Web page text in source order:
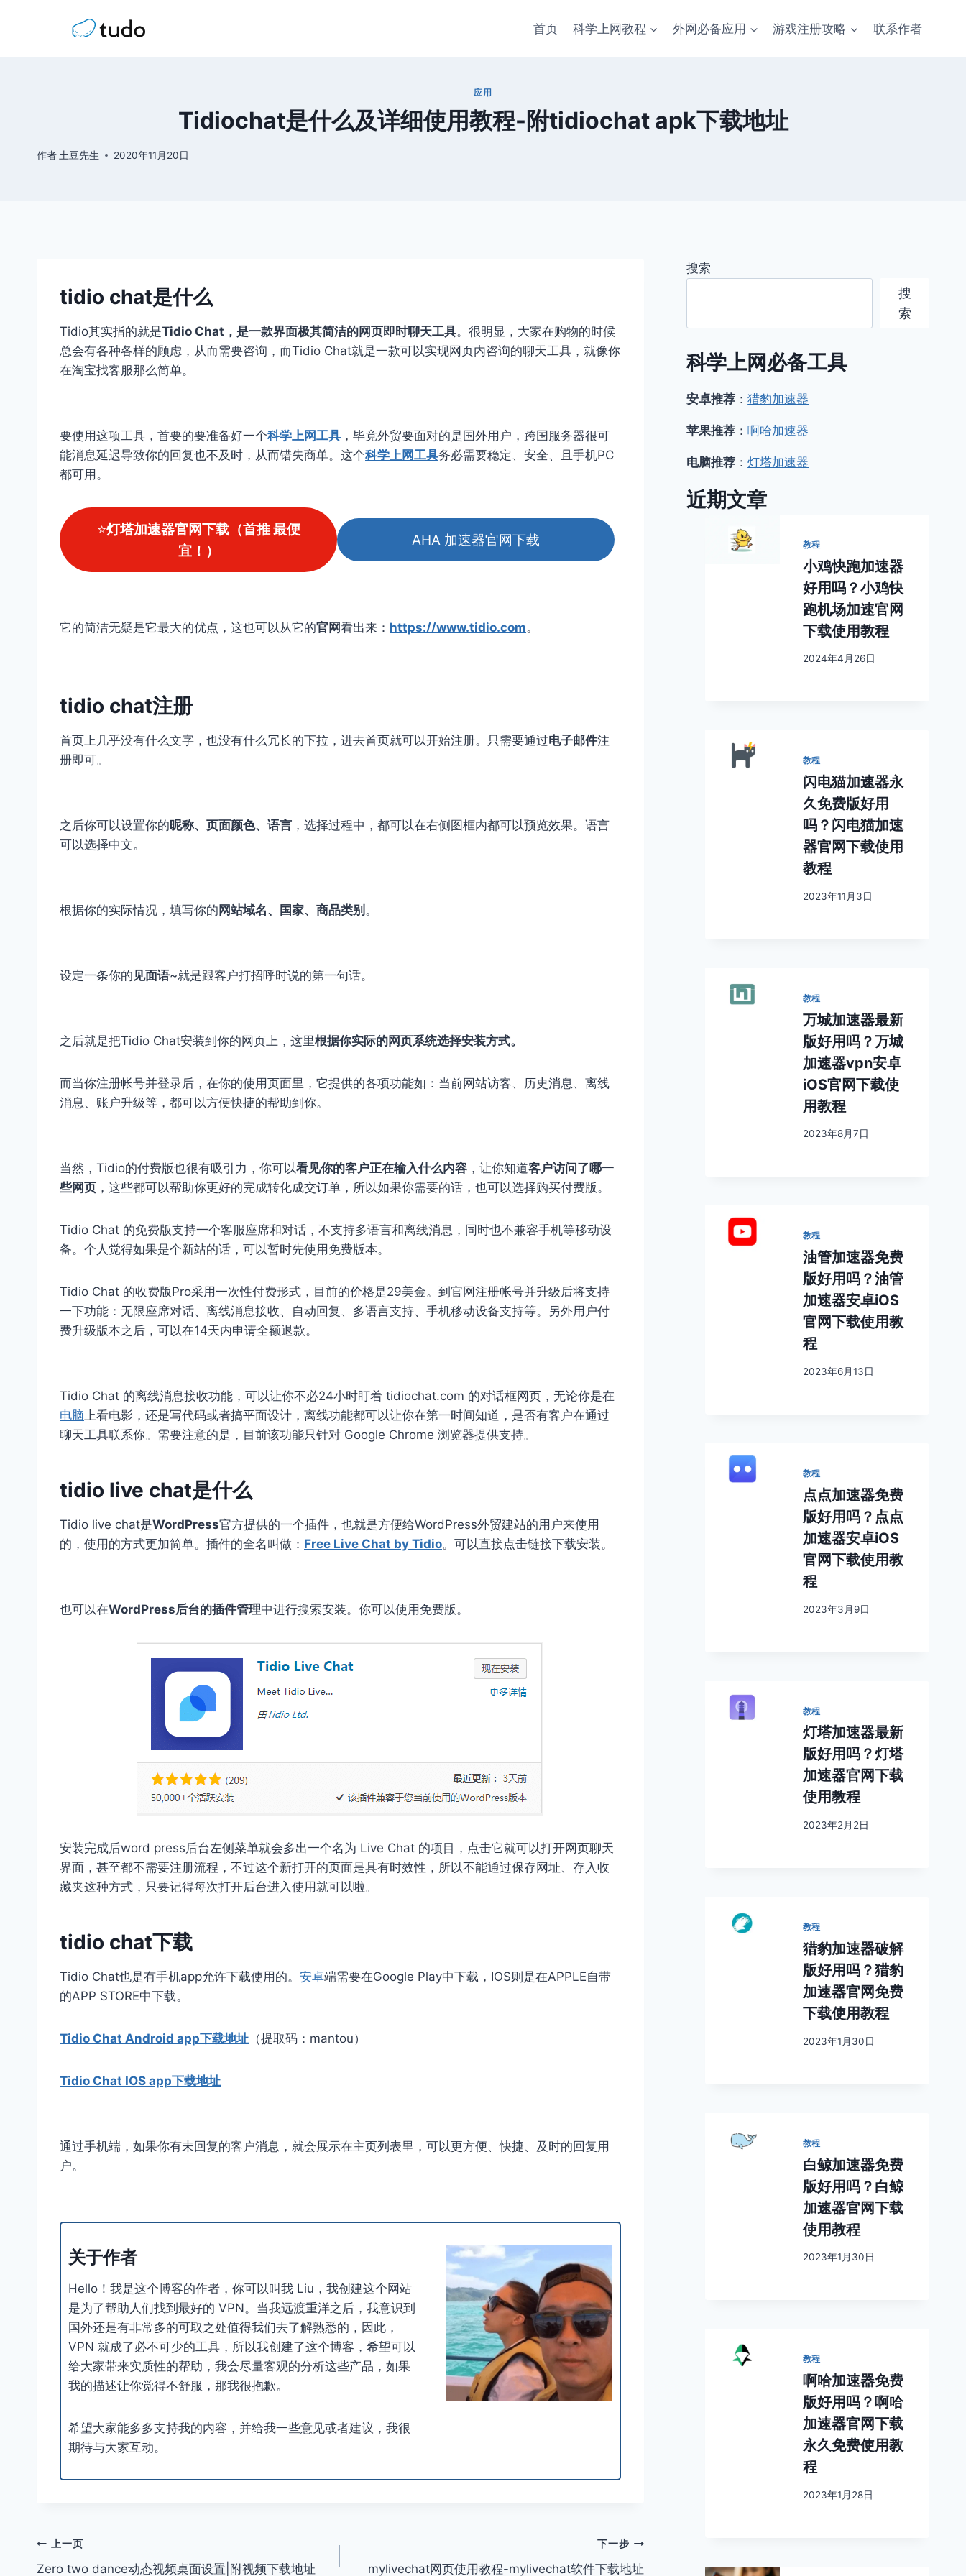
首页 科学上网教程 外网必备应用 游戏注册攻略 联系作者
应用
Tidiochat是什么及详细使用教程-附tidiochat apk下载地址
作者 土豆先生 2020年11月20日
tidio chat是什么
Tidio其实指的就是Tidio Chat，是一款界面极其简洁的网页即时聊天工具。很明显，大家在购物的时候
总会有各种各样的顾虑，从而需要咨询，而Tidio Chat就是一款可以实现网页内咨询的聊天工具，就像你
在淘宝找客服那么简单。
要使用这项工具，首要的要准备好一个科学上网工具 ，毕竟外贸要面对的是国外用户，跨国服务器很可
能消息延迟导致你的回复也不及时，从而错失商单。这个科学上网工具务必需要稳定、安全、且手机PC
都可用。
⭐灯塔加速器官网下载（首推 最便
宜！）
AHA 加速器官网下载
它的简洁无疑是它最大的优点，这也可以从它的官网看出来： https://www.tidio.com。
tidio chat注册
首页上几乎没有什么文字，也没有什么冗长的下拉，进去首页就可以开始注册。只需要通过电子邮件注
册即可。
之后你可以设置你的昵称、页面颜色、语言 ，选择过程中，都可以在右侧图框内都可以预览效果。语言
可以选择中文。
根据你的实际情况，填写你的网站域名、国家、商品类别 。
设定一条你的 见面语~就是跟客户打招呼时说的第一句话。
之后就是把Tidio Chat安装到你的网页上，这里根据你实际的网页系统选择安装方式。
而当你注册帐号并登录后，在你的使用页面里，它提供的各项功能如：当前网站访客、历史消息、离线
消息、账户升级等，都可以方便快捷的帮助到你。
当然，Tidio的付费版也很有吸引力，你可以看见你的客户正在输入什么内容 ，让你知道客户访问了哪一
些网页 ，这些都可以帮助你更好的完成转化成交订单，所以如果你需要的话，也可以选择购买付费版。
Tidio Chat 的免费版支持一个客服座席和对话，不支持多语言和离线消息，同时也不兼容手机等移动设
备。个人觉得如果是个新站的话，可以暂时先使用免费版本。
Tidio Chat 的收费版Pro采用一次性付费形式，目前的价格是29美金。到官网注册帐号并升级后将支持
一下功能：无限座席对话、离线消息接收、自动回复、多语言支持、手机移动设备支持等。另外用户付
费升级版本之后，可以在14天内申请全额退款。
Tidio Chat 的离线消息接收功能，可以让你不必24小时盯着 tidiochat.com 的对话框网页，无论你是在
电脑 上看电影，还是写代码或者搞平面设计，离线功能都可以让你在第一时间知道，是否有客户在通过
聊天工具联系你。需要注意的是，目前该功能只针对 Google Chrome 浏览器提供支持。
tidio live chat是什么
Tidio live chat是WordPress官方提供的一个插件，也就是方便给WordPress外贸建站的用户来使用
的，使用的方式更加简单。插件的全名叫做： Free Live Chat by Tidio。可以直接点击链接下载安装。
也可以在WordPress后台的插件管理中进行搜索安装。你可以使用免费版。
安装完成后word press后台左侧菜单就会多出一个名为 Live Chat 的项目，点击它就可以打开网页聊天
界面，甚至都不需要注册流程，不过这个新打开的页面是具有时效性，所以不能通过保存网址、存入收
藏夹这种方式，只要记得每次打开后台进入使用就可以啦。
tidio chat下载
Tidio Chat也是有手机app允许下载使用的。 安卓端需要在Google Play中下载，IOS则是在APPLE自带
的APP STORE中下载。
Tidio Chat Android app下载地址 （提取码：mantou）
Tidio Chat IOS app下载地址
通过手机端，如果你有未回复的客户消息，就会展示在主页列表里，可以更方便、快捷、及时的回复用
户。
关于作者
Hello！我是这个博客的作者，你可以叫我 Liu，我创建这个网站
是为了帮助人们找到最好的 VPN。当我远渡重洋之后，我意识到
国外还是有非常多的可取之处值得我们去了解熟悉的，因此，
VPN 就成了必不可少的工具，所以我创建了这个博客，希望可以
给大家带来实质性的帮助，我会尽量客观的分析这些产品，如果
我的描述让你觉得不舒服，那我很抱歉。
希望大家能多多支持我的内容，并给我一些意见或者建议，我很
期待与大家互动。
文上一页
Zero two dance动态视频桌面设置|附视频下载地址
下一步
mylivechat网页使用教程-mylivechat软件下载地址
搜索
搜
索
科学上网必备工具
安卓推荐 ：猎豹加速器
苹果推荐 ：啊哈加速器
电脑推荐 ：灯塔加速器
近期文章
教程
小鸡快跑加速器
好用吗？小鸡快
跑机场加速官网
下载使用教程
2024年4月26日
教程
闪电猫加速器永
久免费版好用
吗？闪电猫加速
器官网下载使用
教程
2023年11月3日
教程
万城加速器最新
版好用吗？万城
加速器vpn安卓
iOS官网下载使
用教程
2023年8月7日
教程
油管加速器免费
版好用吗？油管
加速器安卓iOS
官网下载使用教
程
2023年6月13日
教程
点点加速器免费
版好用吗？点点
加速器安卓iOS
官网下载使用教
程
2023年3月9日
教程
灯塔加速器最新
版好用吗？灯塔
加速器官网下载
使用教程
2023年2月2日
教程
猎豹加速器破解
版好用吗？猎豹
加速器官网免费
下载使用教程
2023年1月30日
教程
白鲸加速器免费
版好用吗？白鲸
加速器官网下载
使用教程
2023年1月30日
教程
啊哈加速器免费
版好用吗？啊哈
加速器官网下载
永久免费使用教
程
2023年1月28日